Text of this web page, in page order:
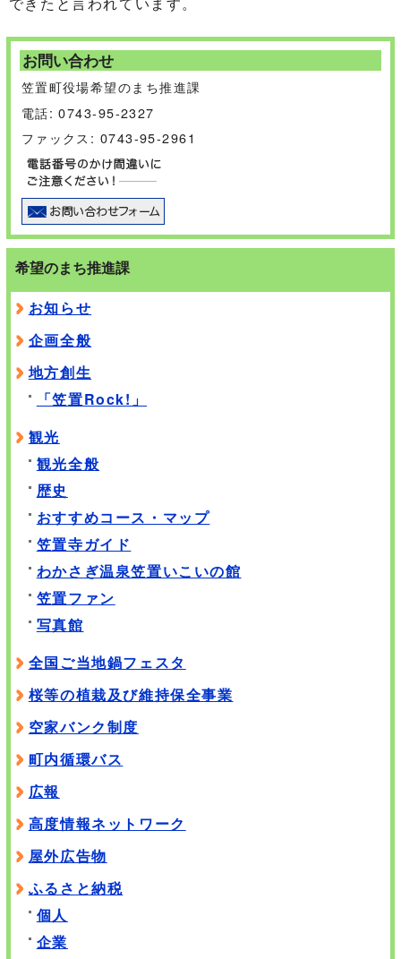
お問い合わせ
笠置町役場希望のまち推進課
電話: 0743-95-2327
ファックス: 0743-95-2961
希望のまち推進課
お知らせ
企画全般
地方創生
「笠置Rock!」
観光
観光全般
歴史
おすすめコース・マップ
笠置寺ガイド
わかさぎ温泉笠置いこいの館
笠置ファン
写真館
全国ご当地鍋フェスタ
桜等の植栽及び維持保全事業
空家バンク制度
町内循環バス
広報
高度情報ネットワーク
屋外広告物
ふるさと納税
個人
企業